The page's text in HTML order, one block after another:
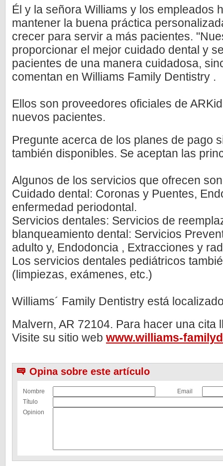
Él y la señora Williams y los empleados
mantener la buena práctica
crecer para servir a más pacientes.
proporcionar el mejor cuidado dental y
pacientes de una manera cuidadosa,
comentan en Williams Family Dentistry .
Ellos son proveedores oficiales de
nuevos pacientes.
Pregunte acerca de los planes de pago
también disponibles. Se aceptan las
Algunos de los servicios que ofrecen
Cuidado dental: Coronas y Puentes,
enfermedad periodontal.
Servicios dentales: Servicios de
blanqueamiento dental: Servicios
adulto y, Endodoncia , Extracciones y
Los servicios dentales pediátricos
(limpiezas, exámenes, etc.)
Williams´ Family Dentistry está
Malvern, AR 72104. Para hacer una cita
Visite su sitio web www.williams-
Opina sobre este artículo
Nombre
Email
Título
Opinion